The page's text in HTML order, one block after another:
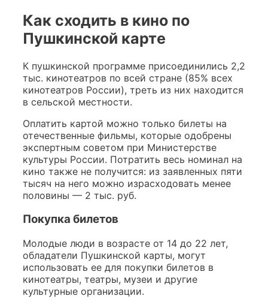
Как сходить в кино по
Пушкинской карте
К пушкинской программе присоединились 2,2
тыс. кинотеатров по всей стране (85% всех
кинотеатров России), треть из них находится
в сельской местности.
Оплатить картой можно только билеты на
отечественные фильмы, которые одобрены
экспертным советом при Министерстве
культуры России. Потратить весь номинал на
кино также не получится: из заявленных пяти
тысяч на него можно израсходовать менее
половины — 2 тыс. руб.
Покупка билетов
Молодые люди в возрасте от 14 до 22 лет,
обладатели Пушкинской карты, могут
использовать ее для покупки билетов в
кинотеатры, театры, музеи и другие
культурные организации.